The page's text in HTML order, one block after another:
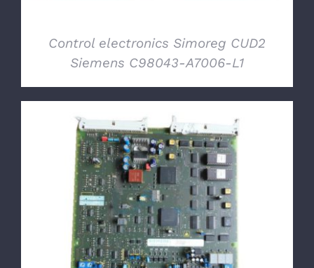
Control electronics Simoreg CUD2
Siemens C98043-A7006-L1
DETTAGLI